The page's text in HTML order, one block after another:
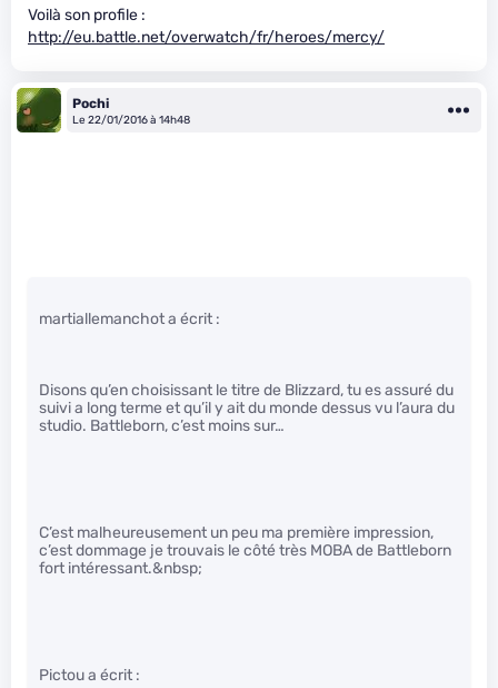
Voilà son profile :
http://eu.battle.net/overwatch/fr/heroes/mercy/
Pochi
Le 22/01/2016 à 14h48
martiallemanchot a écrit :
Disons qu’en choisissant le titre de Blizzard, tu es assuré du
suivi a long terme et qu’il y ait du monde dessus vu l’aura du
studio. Battleborn, c’est moins sur…
C’est malheureusement un peu ma première impression,
c’est dommage je trouvais le côté très MOBA de Battleborn
fort intéressant.&nbsp;
Pictou a écrit :